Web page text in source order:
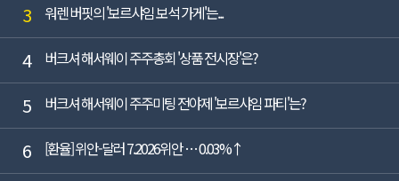
3 워렌 버핏의 '보르샤임 보석 가게'는...
4 버크셔 해서웨이 주주총회 '상품 전시장'은?
5 버크셔 해서웨이 주주미팅 전야제 '보르샤임 파티'는?
6 [환율] 위안-달러 7.2026위안 … 0.03%↑